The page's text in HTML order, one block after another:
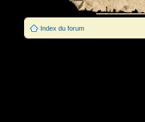
Index du forum